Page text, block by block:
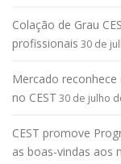
Colação de Grau
profissionais 30 de
Mercado
no CEST 30 de julho
CEST promove
as boas-vindas aos